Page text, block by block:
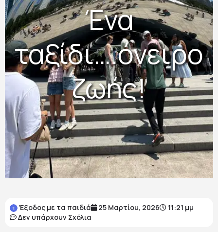
Ένα
ταξίδι….όνειρο
ζωής!
Έξοδος με τα παιδιά 25 Μαρτίου, 2026
11:21 μμ
Δεν υπάρχουν Σχόλια